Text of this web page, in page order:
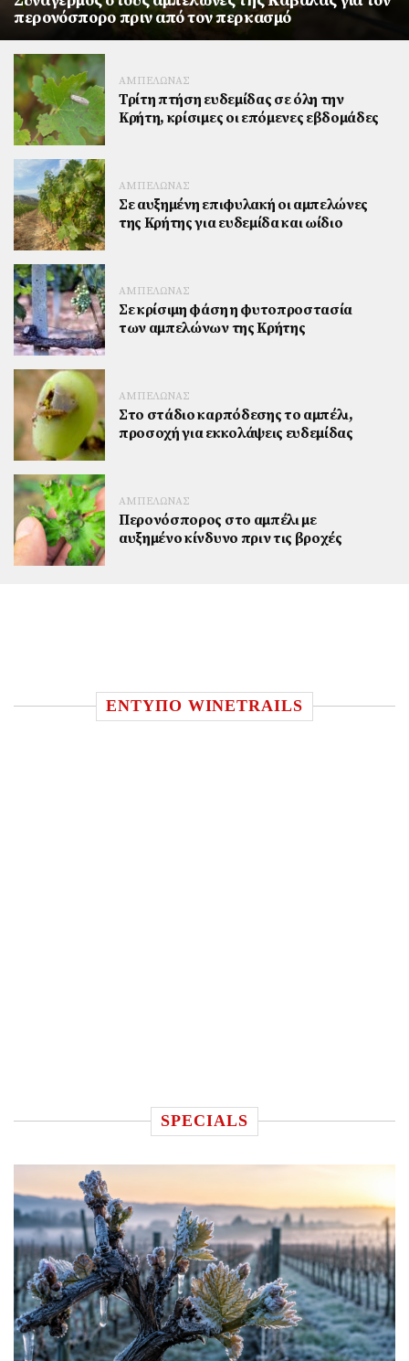
περονόσπορο πριν από τον περκασμό
ΑΜΠΕΛΩΝΑΣ
Τρίτη πτήση ευδεμίδας σε όλη την
Κρήτη, κρίσιμες οι επόμενες εβδομάδες
ΑΜΠΕΛΩΝΑΣ
Σε αυξημένη επιφυλακή οι αμπελώνες
της Κρήτης για ευδεμίδα και ωίδιο
ΑΜΠΕΛΩΝΑΣ
Σε κρίσιμη φάση η φυτοπροστασία
των αμπελώνων της Κρήτης
ΑΜΠΕΛΩΝΑΣ
Στο στάδιο καρπόδεσης το αμπέλι,
προσοχή για εκκολάψεις ευδεμίδας
ΑΜΠΕΛΩΝΑΣ
Περονόσπορος στο αμπέλι με
αυξημένο κίνδυνο πριν τις βροχές
ΕΝΤΥΠΟ WINETRAILS
SPECIALS